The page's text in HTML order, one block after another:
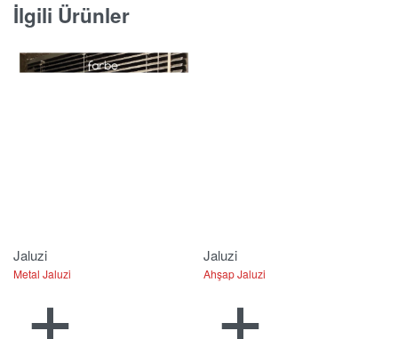
İlgili Ürünler
Jaluzi
Metal Jaluzi
Jaluzi
Ahşap Jaluzi